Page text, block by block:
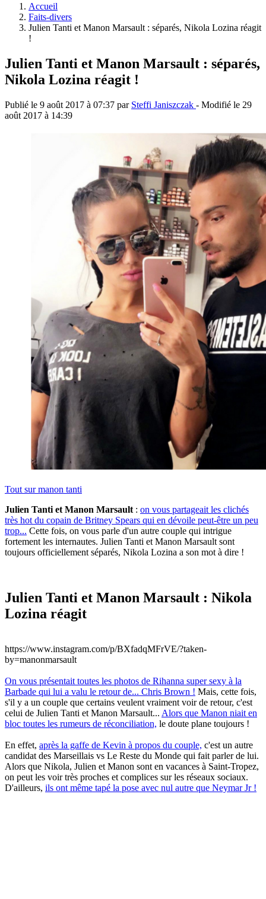
Accueil
Faits-divers
Julien Tanti et Manon Marsault : séparés, Nikola Lozina réagit
!
Julien Tanti et Manon Marsault : séparés,
Nikola Lozina réagit !
Publié le 9 août 2017 à 07:37 par Steffi Janiszczak - Modifié le 29
août 2017 à 14:39
Tout surmanon tanti
Julien Tanti et Manon Marsault : on vous partageait les clichés
très hot du copain de Britney Spears qui en dévoile peut-être un peu
trop... Cette fois, on vous parle d'un autre couple qui intrigue
fortement les internautes. Julien Tanti et Manon Marsault sont
toujours officiellement séparés, Nikola Lozina a son mot à dire !
Julien Tanti et Manon Marsault : Nikola
Lozina réagit
https://www.instagram.com/p/BXfadqMFrVE/?taken-
by=manonmarsault
On vous présentait toutes les photos de Rihanna super sexy à la
Barbade qui lui a valu le retour de... Chris Brown ! Mais, cette fois,
s'il y a un couple que certains veulent vraiment voir de retour, c'est
celui de Julien Tanti et Manon Marsault... Alors que Manon niait en
bloc toutes les rumeurs de réconciliation, le doute plane toujours !
En effet, après la gaffe de Kevin à propos du couple, c'est un autre
candidat des Marseillais vs Le Reste du Monde qui fait parler de lui.
Alors que Nikola, Julien et Manon sont en vacances à Saint-Tropez,
on peut les voir très proches et complices sur les réseaux sociaux.
D'ailleurs, ils ont même tapé la pose avec nul autre que Neymar Jr !